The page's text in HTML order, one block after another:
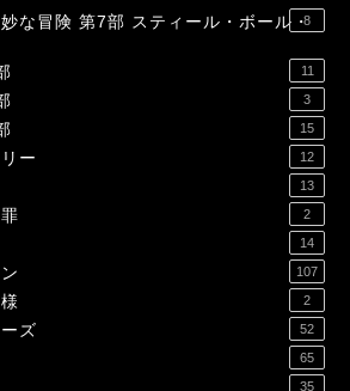
な冒険 第7部 スティール・ボール・
8
11
3
15
ー 12
13
2
14
107
2
ズ 52
65
35